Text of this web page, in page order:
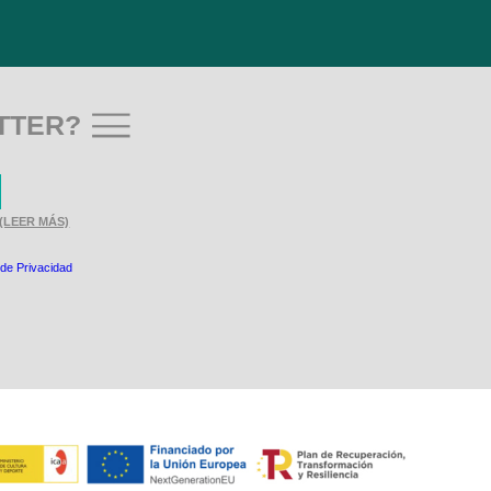
(LEER MÁS)
Privacidad